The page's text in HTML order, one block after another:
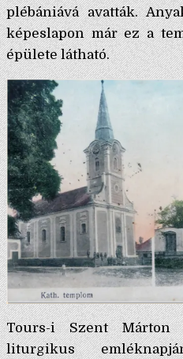
plébániává avatták.
képeslapon már ez a
épülete látható.
Tours-i Szent Márton
liturgikus